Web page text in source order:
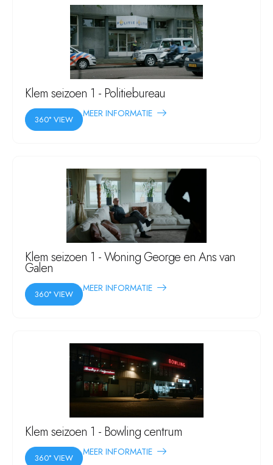
Klem seizoen 1 - Politiebureau
360° VIEW
MEER INFORMATIE
Klem seizoen 1 - Woning George en Ans van
Galen
360° VIEW
MEER INFORMATIE
Klem seizoen 1 - Bowling centrum
360° VIEW
MEER INFORMATIE